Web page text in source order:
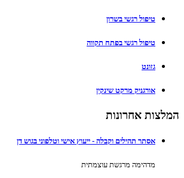
טיפול רגשי בשרון
טיפול רגשי בפתח תקווה
גזונט
אורגניק מרקט שינקין
המלצות אחרונות
אסתר תהילים וקבלה - ייעוץ אישי וטלפוני בגוש דן
מדהימה מרגשת עוצמתית